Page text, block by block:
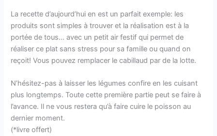
La recette d’aujourd’hui en est un parfait exemple: les
produits sont simples à trouver et la réalisation est à la
portée de tous… avec un petit air festif qui permet de
réaliser ce plat sans stress pour sa famille ou quand on
reçoit! Vous pouvez remplacer le cabillaud par de la lotte.
N’hésitez-pas à laisser les légumes confire en les cuisant
plus longtemps. Toute cette première partie peut se faire à
l’avance. Il ne vous restera qu’à faire cuire le poisson au
dernier moment.
(*livre offert)